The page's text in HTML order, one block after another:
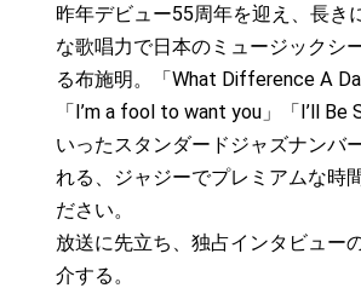
昨年デビュー55周年を迎え、長き
な歌唱力で日本のミュージックシ
る布施明。「What Difference A
「I’m a fool to want you」「I’ll Be
いったスタンダードジャズナンバ
れる、ジャジーでプレミアムな時
ださい。
放送に先立ち、独占インタビュー
介する。